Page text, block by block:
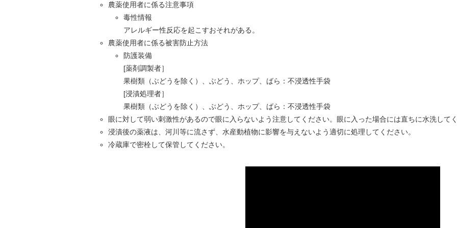
農薬使用者に係る注意事項
毒性情報
アレルギー性反応を起こすおそれがある。
農薬使用者に係る被害防止方法
防護装備
[薬剤調製者］
果樹類（ぶどうを除く）、ぶどう、ホップ、ばら：不浸透性手袋
[浸漬処理者］
果樹類（ぶどうを除く）、ぶどう、ホップ、ばら：不浸透性手袋
眼に対して弱い刺激性があるので眼に入らないよう注意してください。眼に入った場合には直ちに水洗してく
浸漬後の薬液は、河川等に流さず、水産動植物に影響を与えないよう適切に処理してください。
冷蔵庫で密栓して保管してください。